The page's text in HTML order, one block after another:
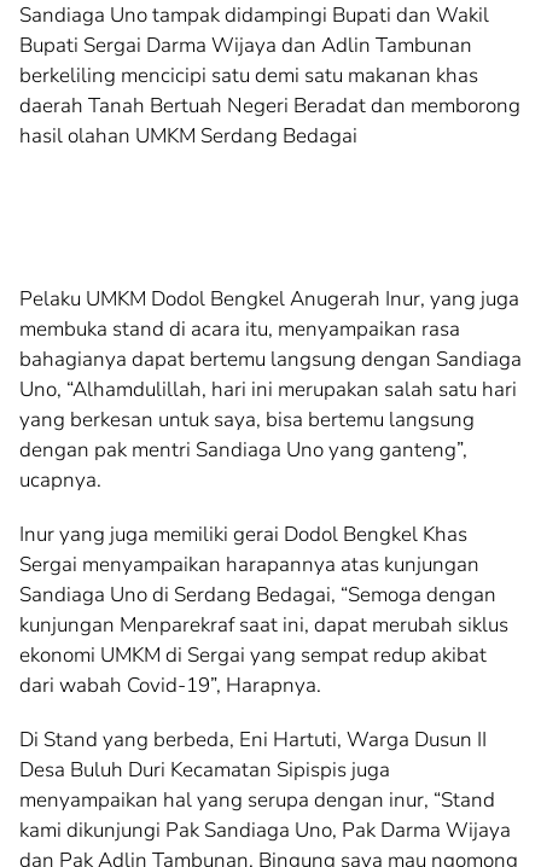
Sandiaga Uno tampak didampingi Bupati dan Wakil
Bupati Sergai Darma Wijaya dan Adlin Tambunan
berkeliling mencicipi satu demi satu makanan khas
daerah Tanah Bertuah Negeri Beradat dan memborong
hasil olahan UMKM Serdang Bedagai
Pelaku UMKM Dodol Bengkel Anugerah Inur, yang juga
membuka stand di acara itu, menyampaikan rasa
bahagianya dapat bertemu langsung dengan Sandiaga
Uno, “Alhamdulillah, hari ini merupakan salah satu hari
yang berkesan untuk saya, bisa bertemu langsung
dengan pak mentri Sandiaga Uno yang ganteng”,
ucapnya.
Inur yang juga memiliki gerai Dodol Bengkel Khas
Sergai menyampaikan harapannya atas kunjungan
Sandiaga Uno di Serdang Bedagai, “Semoga dengan
kunjungan Menparekraf saat ini, dapat merubah siklus
ekonomi UMKM di Sergai yang sempat redup akibat
dari wabah Covid-19”, Harapnya.
Di Stand yang berbeda, Eni Hartuti, Warga Dusun II
Desa Buluh Duri Kecamatan Sipispis juga
menyampaikan hal yang serupa dengan inur, “Stand
kami dikunjungi Pak Sandiaga Uno, Pak Darma Wijaya
dan Pak Adlin Tambunan. Bingung saya mau ngomong